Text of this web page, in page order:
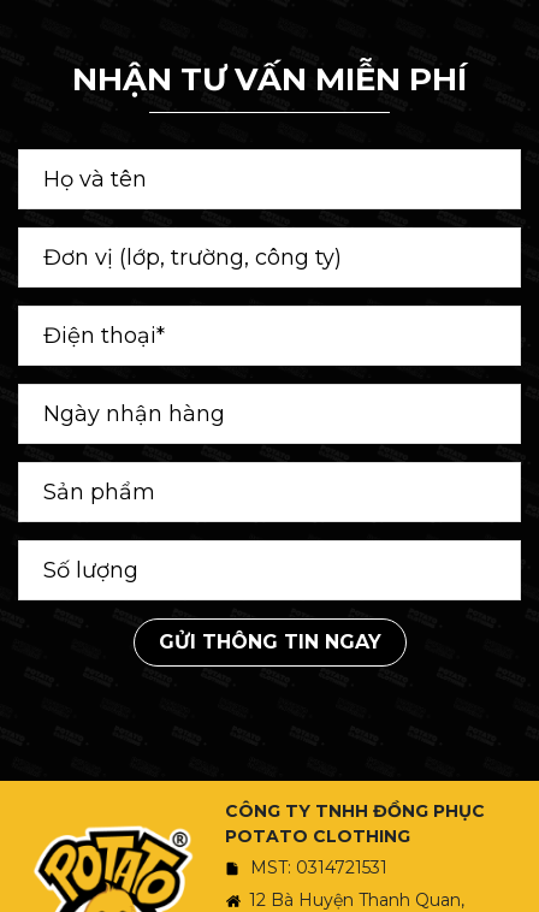
NHẬN TƯ VẤN MIỄN PHÍ
GỬI THÔNG TIN NGAY
CÔNG TY TNHH ĐỒNG PHỤC
POTATO CLOTHING
MST: 0314721531
12 Bà Huyện Thanh Quan,